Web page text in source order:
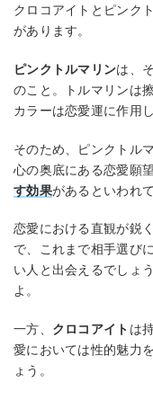
クロコアイトとピンク
があります。
ピンクトルマリンは、
のこと。トルマリンは
カラーは恋愛運に作用し
そのため、ピンクトル
心の奥底にある恋愛願
す効果があるといわれ
恋愛における直観が鋭
で、これまで相手選び
い人と出会えるでしょう
よ。
一方、 クロコアイト は
愛においては性的魅力
ょう。